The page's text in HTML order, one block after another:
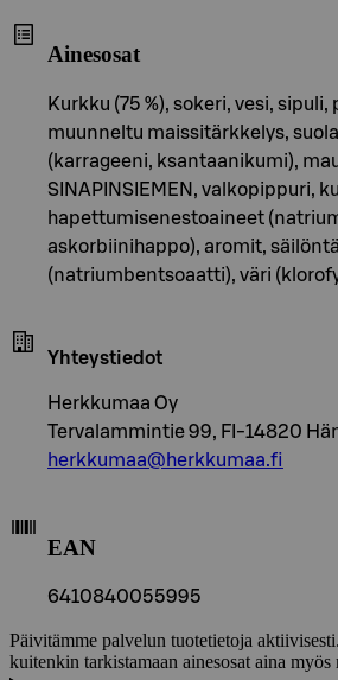
Ainesosat
Kurkku (75 %), sokeri, vesi,
muunneltu maissitärkkelys,
(karrageeni, ksantaanikumi),
SINAPINSIEMEN, valkopippuri,
hapettumisenestoaineet
askorbiinihappo), aromit,
(natriumbentsoaatti), väri
Yhteystiedot
Herkkumaa Oy
Tervalammintie 99, FI-14820
herkkumaa@herkkumaa.fi
EAN
6410840055995
Päivitämme palvelun tuotetietoja
kuitenkin tarkistamaan ainesosat aina